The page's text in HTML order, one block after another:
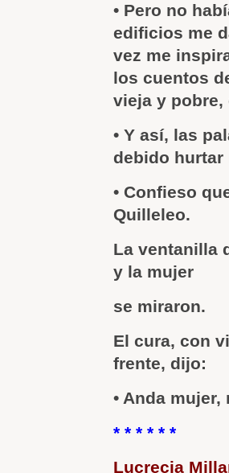
• Pero no
edificios me
vez me
los cuentos
vieja y pobre,
• Y así, las
debido hurtar
• Confieso
Quilleleo.
La ventanilla
y la mujer
se miraron.
El cura, con
frente, dijo:
• Anda
* * * * * *
Lucrecia